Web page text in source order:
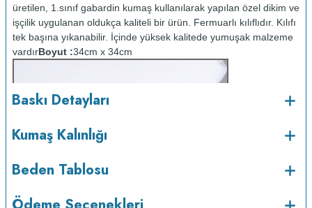
üretilen, 1.sınıf gabardin kumaş kullanılarak yapılan özel dikim ve
işçilik uygulanan oldukça kaliteli bir ürün. Fermuarlı kılıflıdır. Kılıfı
tek başına yıkanabilir. İçinde yüksek kalitede yumuşak malzeme
vardırBoyut :34cm x 34cm
Baskı Detayları
Kumaş Kalınlığı
Beden Tablosu